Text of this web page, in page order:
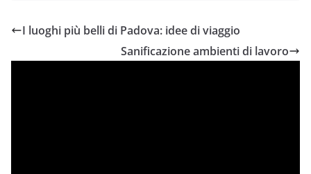
I luoghi più belli di Padova: idee di viaggio
Sanificazione ambienti di lavoro